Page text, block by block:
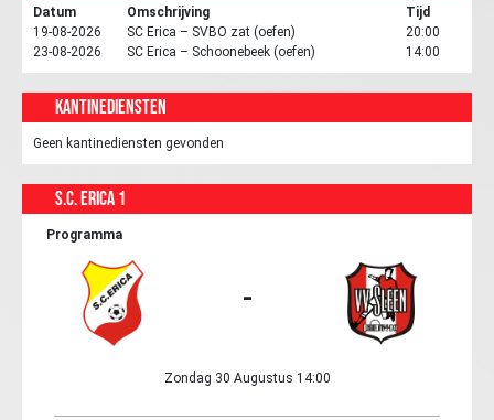
Datum Omschrijving
Tijd
19-08-2026
SC Erica – SVBO zat (oefen)
20:00
23-08-2026
SC Erica – Schoonebeek (oefen) 14:00
Kantinediensten
Geen kantinediensten gevonden
S.C. Erica 1
Programma
-
Zondag 30 Augustus 14:00